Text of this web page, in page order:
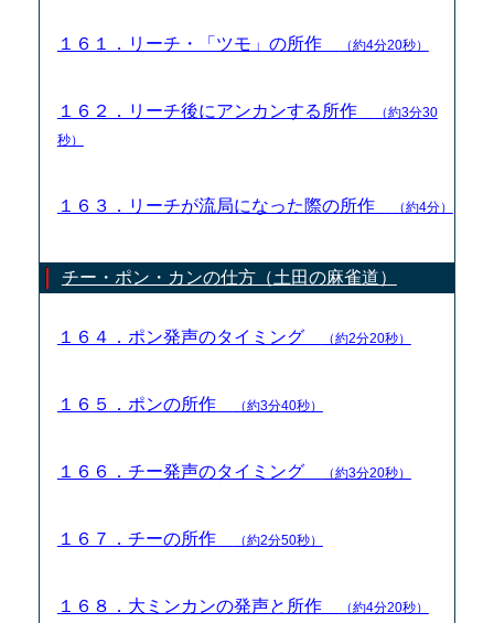
１６１．リーチ・「ツモ」の所作 （約4分20秒）
１６２．リーチ後にアンカンする所作
（約3分30
秒）
１６３．リーチが流局になった際の所作 （約4分）
チー・ポン・カンの仕方（土田の麻雀道）
１６４．ポン発声のタイミング （約2分20秒）
１６５．ポンの所作 （約3分40秒）
１６６．チー発声のタイミング （約3分20秒）
１６７．チーの所作 （約2分50秒）
１６８．大ミンカンの発声と所作 （約4分20秒）